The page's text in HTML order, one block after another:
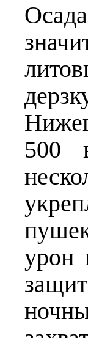
500
урон